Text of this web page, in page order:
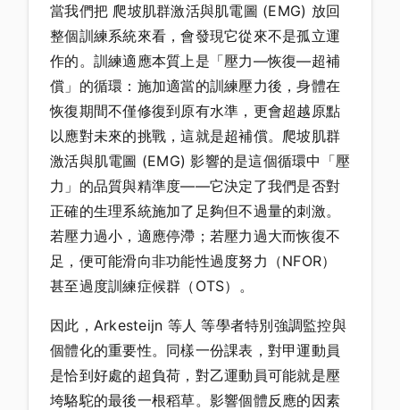
當我們把 爬坡肌群激活與肌電圖 (EMG) 放回
整個訓練系統來看，會發現它從來不是孤立運
作的。訓練適應本質上是「壓力—恢復—超補
償」的循環：施加適當的訓練壓力後，身體在
恢復期間不僅修復到原有水準，更會超越原點
以應對未來的挑戰，這就是超補償。爬坡肌群
激活與肌電圖 (EMG) 影響的是這個循環中「壓
力」的品質與精準度——它決定了我們是否對
正確的生理系統施加了足夠但不過量的刺激。
若壓力過小，適應停滯；若壓力過大而恢復不
足，便可能滑向非功能性過度努力（NFOR）
甚至過度訓練症候群（OTS）。
因此，Arkesteijn 等人 等學者特別強調監控與
個體化的重要性。同樣一份課表，對甲運動員
是恰到好處的超負荷，對乙運動員可能就是壓
垮駱駝的最後一根稻草。影響個體反應的因素